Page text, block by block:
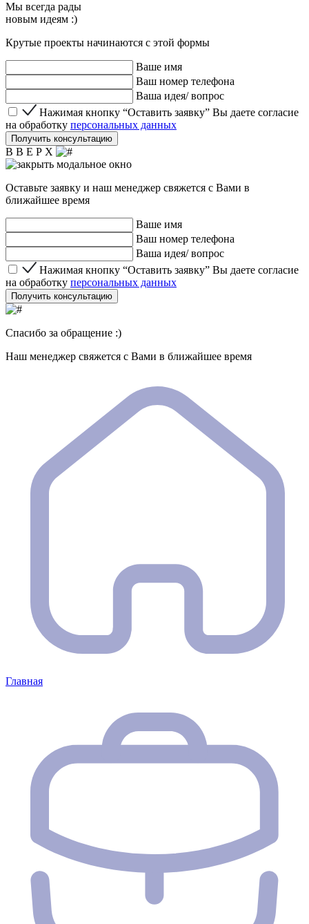
Мы всегда рады
новым идеям :)
Крутые проекты начинаются с этой формы
Ваше имя
Ваш номер телефона
Ваша идея/ вопрос
Нажимая кнопку “Оставить заявку” Вы даете согласие
Нажимая кнопку “Оставить заявку” Вы даете согласие
на обработку персональных данных
Получить консультацию
В В Е Р Х
Оставьте заявку и наш менеджер свяжется с Вами в
ближайшее время
Ваше имя
Ваш номер телефона
Ваша идея/ вопрос
Нажимая кнопку “Оставить заявку” Вы даете согласие
Нажимая кнопку “Оставить заявку” Вы даете согласие
на обработку персональных данных
Получить консультацию
Спасибо за обращение :)
Наш менеджер свяжется с Вами в ближайшее время
Главная